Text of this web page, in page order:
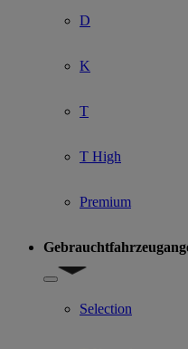
D
K
T
T High
Premium
Show submenu for
Selection